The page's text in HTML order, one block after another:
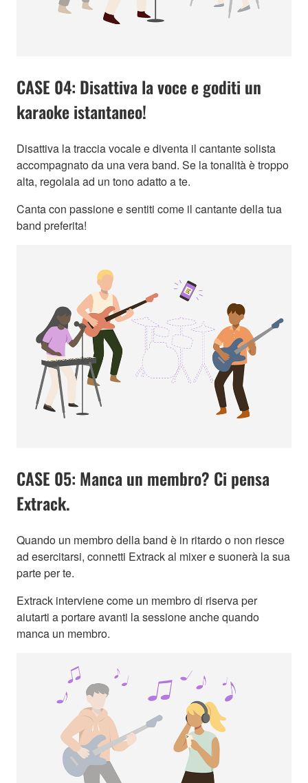
CASE 04: Disattiva la voce e goditi un
karaoke istantaneo!
Disattiva la traccia vocale e diventa il cantante solista
accompagnato da una vera band. Se la tonalità è troppo
alta, regolala ad un tono adatto a te.
Canta con passione e sentiti come il cantante della tua
band preferita!
CASE 05: Manca un membro? Ci pensa
Extrack.
Quando un membro della band è in ritardo o non riesce
ad esercitarsi, connetti Extrack al mixer e suonerà la sua
parte per te.
Extrack interviene come un membro di riserva per
aiutarti a portare avanti la sessione anche quando
manca un membro.